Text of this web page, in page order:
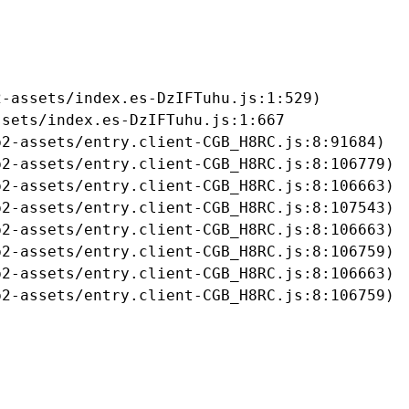
index.es-DzIFTuhu.js:1:529)
index.es-DzIFTuhu.js:1:667
assets/entry.client-CGB_H8RC.js:8:91684)
assets/entry.client-CGB_H8RC.js:8:106779)
assets/entry.client-CGB_H8RC.js:8:106663)
assets/entry.client-CGB_H8RC.js:8:107543)
assets/entry.client-CGB_H8RC.js:8:106663)
assets/entry.client-CGB_H8RC.js:8:106759)
assets/entry.client-CGB_H8RC.js:8:106663)
assets/entry.client-CGB_H8RC.js:8:106759)